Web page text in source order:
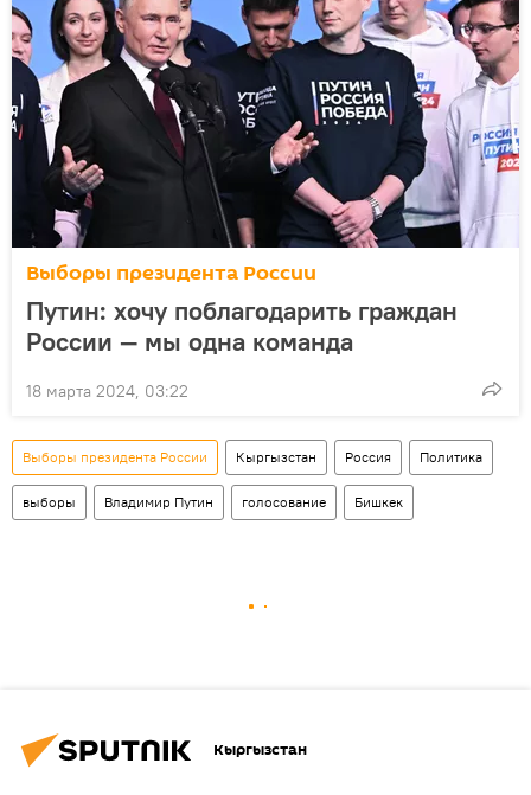
Выборы президента России
Путин: хочу поблагодарить граждан
России — мы одна команда
18 марта 2024, 03:22
Выборы президента России Кыргызстан Россия Политика
выборы Владимир Путин голосование Бишкек
Кыргызстан